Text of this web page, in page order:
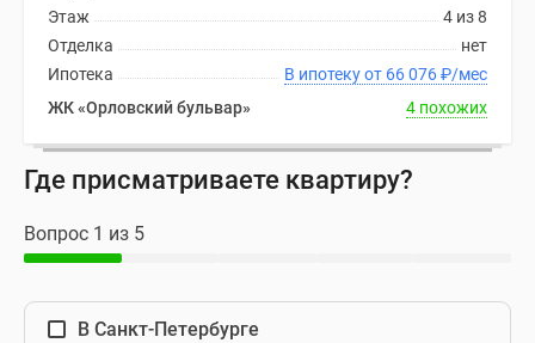
4 из 8
Этаж
нет
Отделка
В ипотеку от 66 076₽/мес
Ипотека
ЖК «Орловский бульвар»
4 похожих
Где присматриваете квартиру?
Вопрос 1 из 5
В Санкт-Петербурге